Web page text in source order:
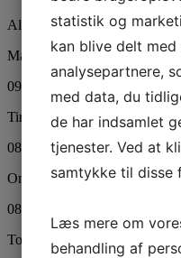
Alle
Mandag:
09.00 - 18.00
Tirsdag:
08.00 - 16.00
Onsdag:
08.00 - 15.30
Torsdag:
statistik og
kan blive delt
analysepartnere,
med data, du
de har indsamlet
tjenester. Ved at
samtykke til disse
Læs mere om
behandling af